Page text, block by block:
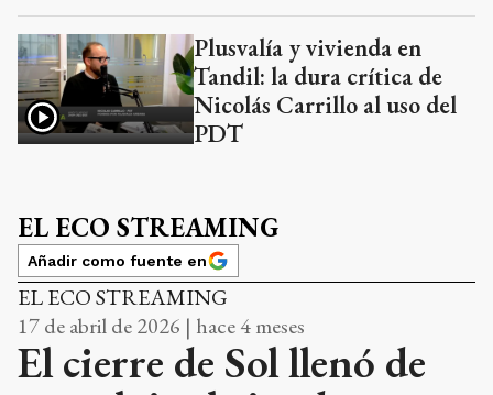
Plusvalía y vivienda en
Tandil: la dura crítica de
Nicolás Carrillo al uso del
PDT
EL ECO STREAMING
Añadir como fuente en
EL ECO STREAMING
17 de abril de 2026 | hace 4 meses
El cierre de Sol llenó de